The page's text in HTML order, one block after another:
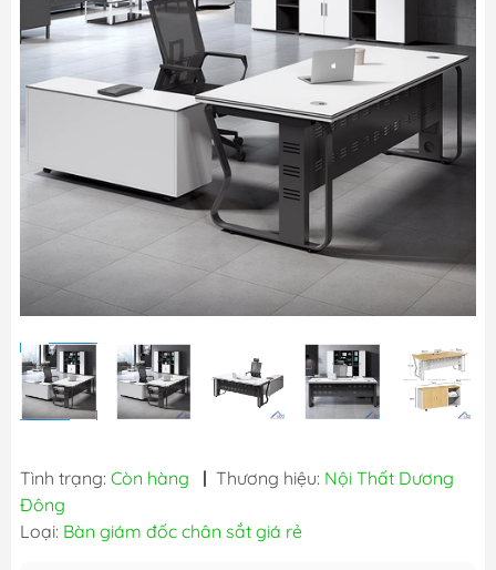
Tình trạng: Còn hàng | Thương hiệu: Nội Thất Dương
Đông
Loại: Bàn giám đốc chân sắt giá rẻ